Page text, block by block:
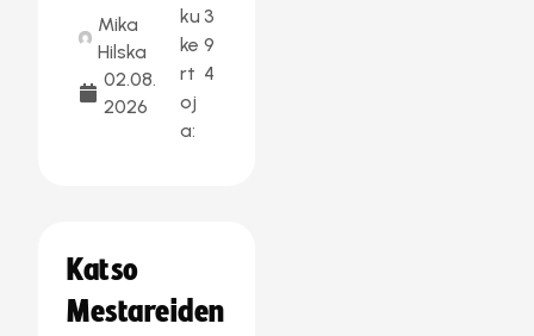
Mika
Hilska
02.08.
2026
ku
ke
rt
oj
a:
3
9
4
Katso
Mestareiden